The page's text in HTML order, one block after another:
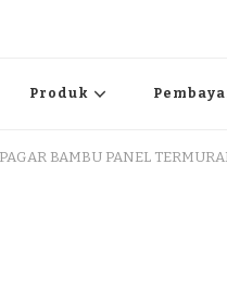
Produk
BAMBU PANEL